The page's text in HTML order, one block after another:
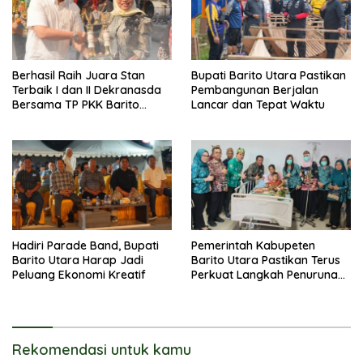
Berhasil Raih Juara Stan
Terbaik I dan II Dekranasda
Bersama TP PKK Barito
Bupati Barito Utara Pastikan
Pembangunan Berjalan
Lancar dan Tepat Waktu
Hadiri Parade Band, Bupati
Barito Utara Harap Jadi
Peluang Ekonomi Kreatif
Pemerintah Kabupeten
Barito Utara Pastikan Terus
Perkuat Langkah Penurunan
Rekomendasi untuk kamu